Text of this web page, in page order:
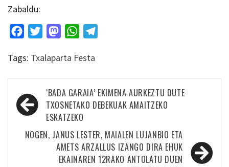
Zabaldu:
FacebookTwitterMastodonWhatsApp
Tags: Txalaparta Festa
Bidalketetan
zehar
nabigatu
‘BADA GARAIA’ EKIMENA AURKEZTU DUTE
TXOSNETAKO DEBEKUAK AMAITZEKO
ESKATZEKO
NOGEN, JANUS LESTER, MAIALEN LUJANBIO ETA
AMETS ARZALLUS IZANGO DIRA EHUK
EKAINAREN 12RAKO ANTOLATU DUEN